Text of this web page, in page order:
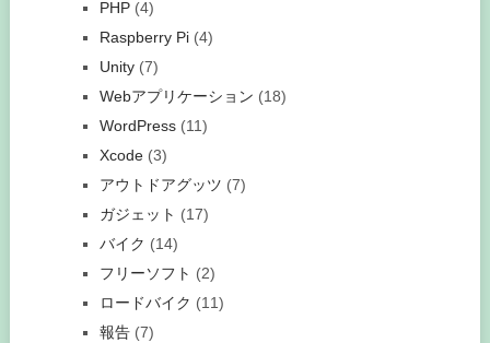
PHP(4)
Raspberry Pi(4)
Unity(7)
Webアプリケーション (18)
WordPress(11)
Xcode(3)
アウトドアグッツ (7)
ガジェット (17)
バイク (14)
フリーソフト (2)
ロードバイク (11)
報告(7)